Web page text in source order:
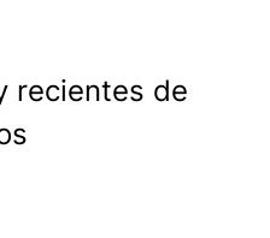
recientes de